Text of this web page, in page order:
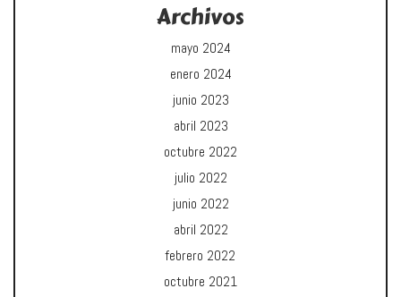
Archivos
mayo 2024
enero 2024
junio 2023
abril 2023
octubre 2022
julio 2022
junio 2022
abril 2022
febrero 2022
octubre 2021